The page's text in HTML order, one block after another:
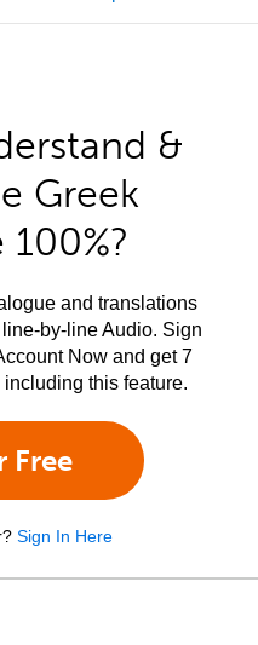
&
Greek
and translations
by-line Audio. Sign
Now and get 7
this feature.
Free
Sign In Here